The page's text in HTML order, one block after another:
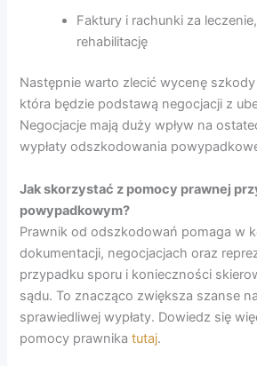
Faktury i rachunki za
rehabilitację
Następnie warto zlecić wycenę
która będzie podstawą negocjacji z
Negocjacje mają duży wpływ na
wypłaty odszkodowania
Jak skorzystać z pomocy prawnej
powypadkowym?
Prawnik od odszkodowań pomaga w
dokumentacji, negocjacjach oraz
przypadku sporu i konieczności
sądu. To znacząco zwiększa szanse
sprawiedliwej wypłaty. Dowiedz się
pomocy prawnikatutaj.